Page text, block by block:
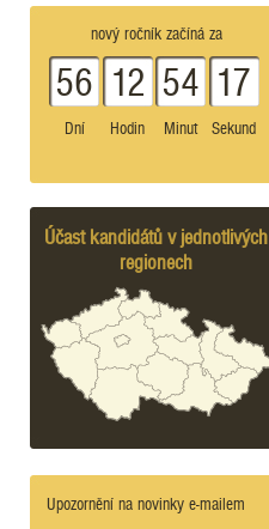
nový ročník začíná za
56
Dní
12
Hodin
54
Minut
17
Sekund
Účast kandidátů v jednotlivých
regionech
Upozornění na novinky e-mailem